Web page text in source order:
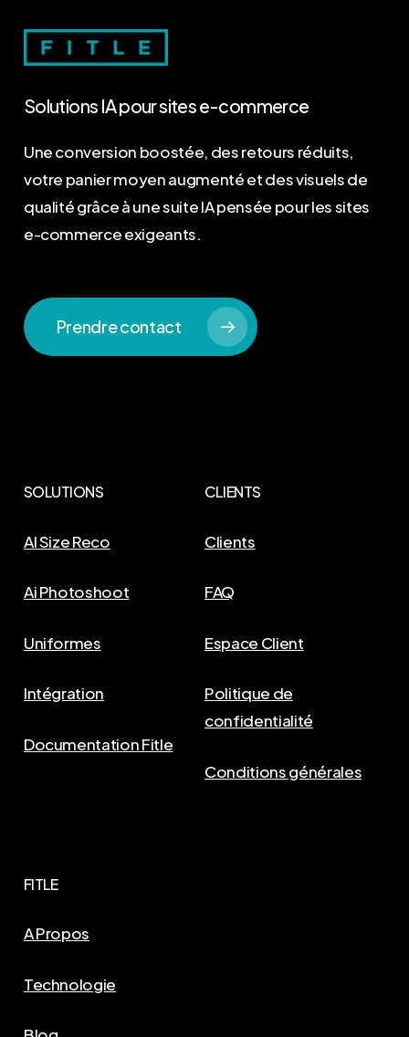
Solutions IApoursitese-commerce
Une conversion boostée, des retours réduits,
votre panier moyen augmenté et des visuels de
qualité grâce à une suite IA pensée pour les sites
e-commerce exigeants.
Prendre contact
SOLUTIONS
AI Size Reco
Ai Photoshoot
Uniformes
Intégration
Documentation Fitle
CLIENTS
Clients
FAQ
Espace Client
Politique de
confidentialité
Conditions générales
FITLE
A Propos
Technologie